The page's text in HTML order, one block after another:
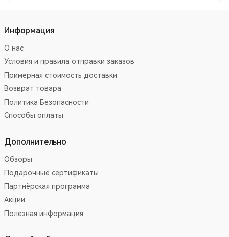
Информация
О нас
Условия и правила отправки заказов
Примерная стоимость доставки
Возврат товара
Политика Безопасности
Способы оплаты
Дополнительно
Обзоры
Подарочные сертификаты
Партнёрская программа
Акции
Полезная информация